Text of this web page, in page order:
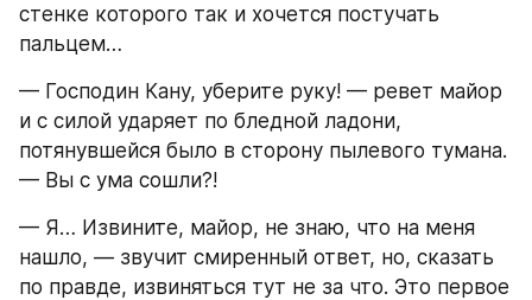
стенке которого так и хочется постучать
пальцем…
— Господин Кану, уберите руку! — ревет майор
и с силой ударяет по бледной ладони,
потянувшейся было в сторону пылевого тумана.
— Вы с ума сошли?!
— Я… Извините, майор, не знаю, что на меня
нашло, — звучит смиренный ответ, но, сказать
по правде, извиняться тут не за что. Это первое